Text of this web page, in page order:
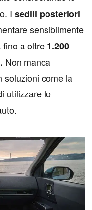
I sedili posteriori
sensibilmente
fino a oltre 1.200
Non manca
soluzioni come la
utilizzare lo